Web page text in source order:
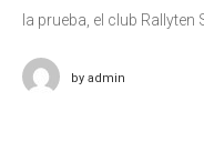
la prueba, el club
by admin